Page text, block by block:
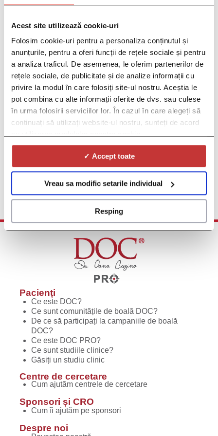
Acest site utilizează cookie-uri
Folosim cookie-uri pentru a personaliza conținutul și
anunțurile, pentru a oferi funcții de rețele sociale și pentru
a analiza traficul. De asemenea, le oferim partenerilor de
rețele sociale, de publicitate și de analize informații cu
privire la modul în care folosiți site-ul nostru. Aceștia le
pot combina cu alte informații oferite de dvs. sau culese
în urma folosirii serviciilor lor. În cazul în care alegeți să
continuați să utilizați website-ul nostru, sunteți de acord
✓ Accept toate
Vreau sa modific setarile individual
Resping
LEGAL COMPLIANCE
Thorough on All Ethical Standards
We offer patients a user-friendly experience and
all of our services are in accordance with current
EU Legislation, FDA regulations, and applicable
national laws – for example, EU Regulation no.
536/2014, OG 29/2022, OMS 3390/2022 – as
regulations regarding data privacy.
CONTACT US
Pacienți
Ce este DOC?
Ce sunt comunitățile de boală DOC?
De ce să participați la campaniile de boală
DOC?
Ce este DOC PRO?
Ce sunt studiile clinice?
Găsiți un studiu clinic
Centre de cercetare
Cum ajutăm centrele de cercetare
Sponsori și CRO
Cum îi ajutăm pe sponsori
Despre noi